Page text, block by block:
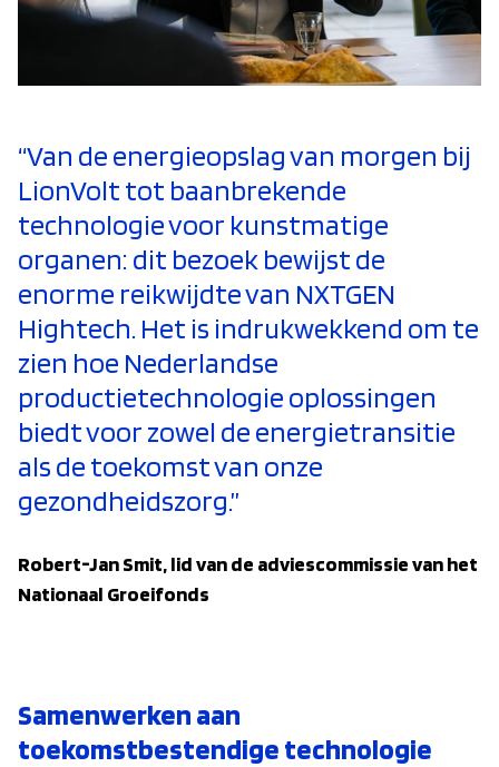
“Van de energieopslag van morgen bij
LionVolt tot baanbrekende
technologie voor kunstmatige
organen: dit bezoek bewijst de
enorme reikwijdte van NXTGEN
Hightech. Het is indrukwekkend om te
zien hoe Nederlandse
productietechnologie oplossingen
biedt voor zowel de energietransitie
als de toekomst van onze
gezondheidszorg.”
Robert-Jan Smit, lid van de adviescommissie van het
Nationaal Groeifonds
Samenwerken aan
toekomstbestendige technologie